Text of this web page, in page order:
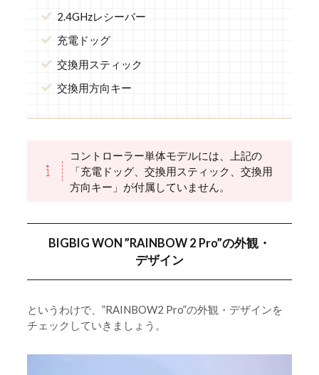
2.4GHzレシーバー
充電ドッグ
交換用スティック
交換用方向キー
コントローラー単体モデルには、上記の
「充電ドッグ、交換用スティック、交換用
方向キー」が付属していません。
BIGBIG WON ”RAINBOW 2 Pro”の外観・
デザイン
というわけで、”RAINBOW2 Pro”の外観・デザインを
チェックしていきましょう。